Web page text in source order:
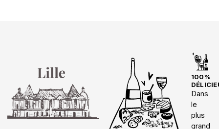
100%
Dans
le
plus
grand